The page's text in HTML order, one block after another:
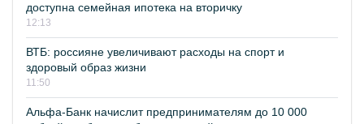
доступна семейная ипотека на вторичку
12:13
ВТБ: россияне увеличивают расходы на спорт и
здоровый образ жизни
11:50
Альфа-Банк начислит предпринимателям до 10 000